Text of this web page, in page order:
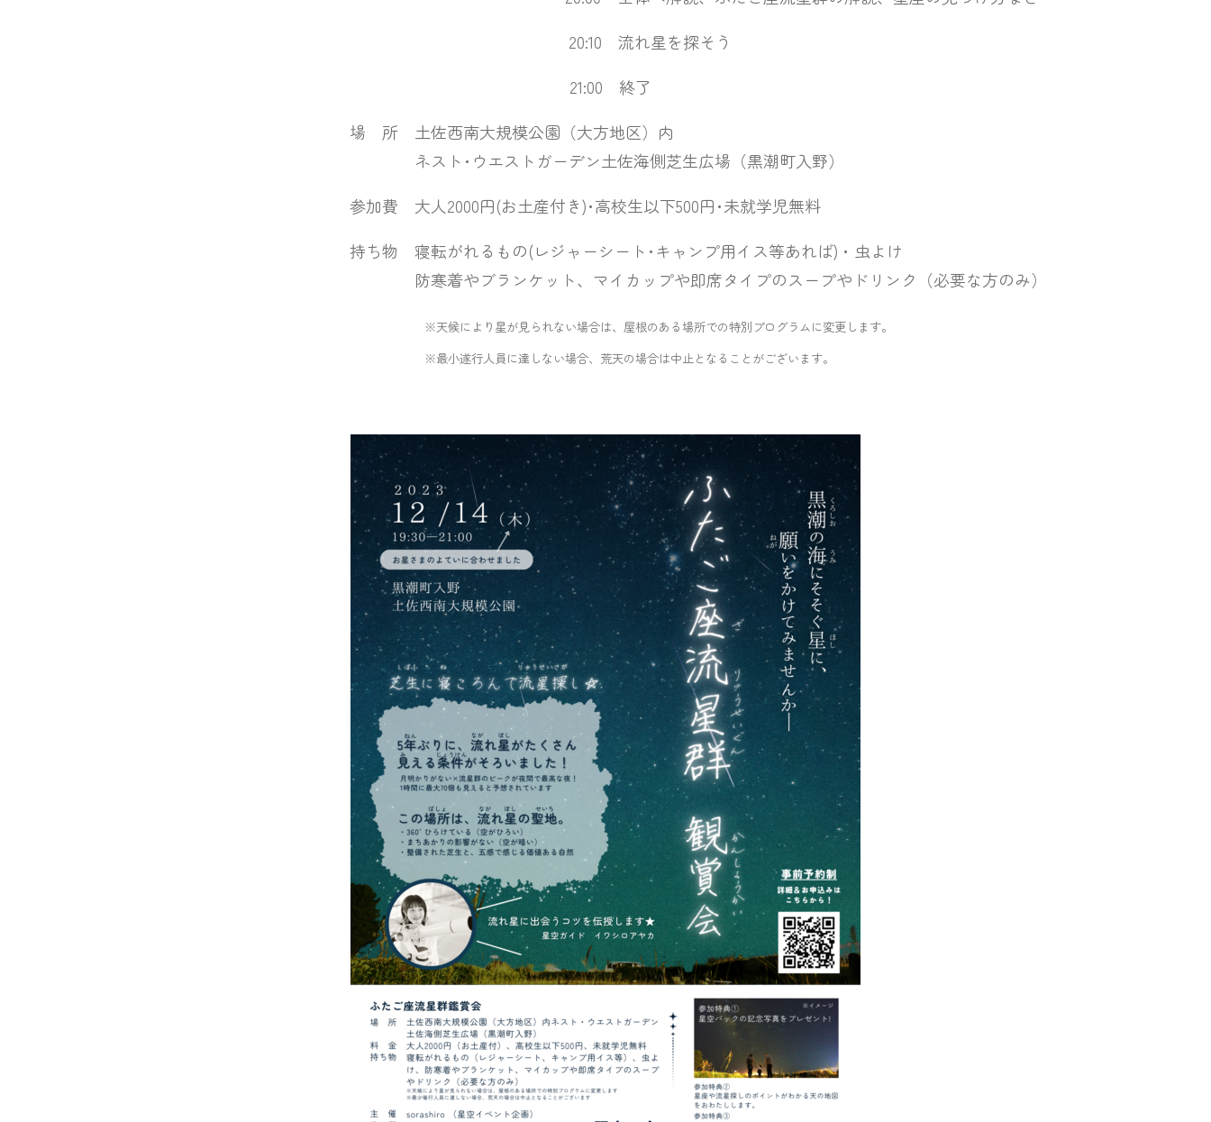
20:10 流れ星を探そう
21:00 終了
場 所 土佐西南大規模公園（大方地区）内
ネスト･ウエストガーデン土佐海側芝生広場（黒潮町入野）
参加費 大人2000円(お土産付き)･高校生以下500円･未就学児無料
持ち物 寝転がれるもの(レジャーシート･キャンプ用イス等あれば)・虫よけ
防寒着やブランケット、マイカップや即席タイプのスープやドリンク（必要な方のみ）
※天候により星が見られない場合は、屋根のある場所での特別プログラムに変更します。
※最小遂行人員に達しない場合、荒天の場合は中止となることがございます。